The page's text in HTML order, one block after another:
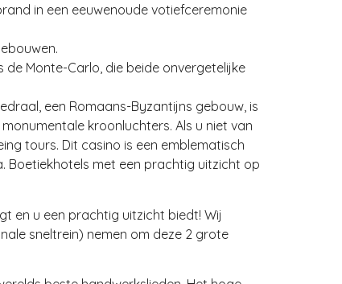
in een eeuwenoude votiefceremonie
Monte-Carlo, die beide onvergetelijke
een Romaans-Byzantijns gebouw, is
kroonluchters. Als u niet van
tours. Dit casino is een emblematisch
Boetiekhotels met een prachtig uitzicht op
en u een prachtig uitzicht biedt! Wij
sneltrein) nemen om deze 2 grote